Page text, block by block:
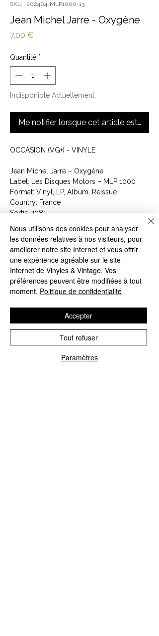
SKU : 202404-MLP1000-13
Jean Michel Jarre - Oxygène
7,00 €Prix
Quantité *
Indisponible Actuellement
Me notifier lorsque cet article est
OCCASION (VG+) - VINYLE
Jean Michel Jarre ‎– Oxygène
Label: Les Disques Motors ‎– MLP 1000
Format: Vinyl, LP, Album, Reissue
Country: France
Sortie: 1985
Style: Ambient, Synth-pop
Tracklist
A1Oxygène (Part 1) 7:40
A2Oxygène (Part 2) 8:20
A3Oxygène (Part 3)2:50
B1 Oxygène (Part 4)3:50
B2Oxygène (Part 5)11:10
B3Oxygène (Part 6)5:55
Article : MLP 1000
Nous utilisons des cookies pour analyser
les données relatives à nos visiteurs, pour
améliorer notre site Internet et vous offrir
une expérience agréable sur le site
Internet de Vinyles & Vintage. Vos
préférences peuvent être modifiées à tout
moment. Politique de confidentialité
Paramètres
Tout refuser
Accepter